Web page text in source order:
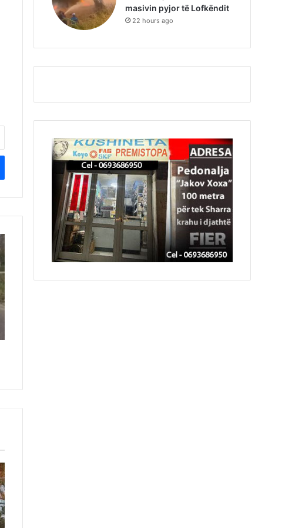
masivin pyjor të Lofkëndit
22 hours ago